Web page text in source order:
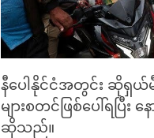
နီပေါနိုင်ငံအတွင်း ဆိုရှယ်
များစတင်ဖြစ်ပေါ်ရပြီ
ဆိုသည်။